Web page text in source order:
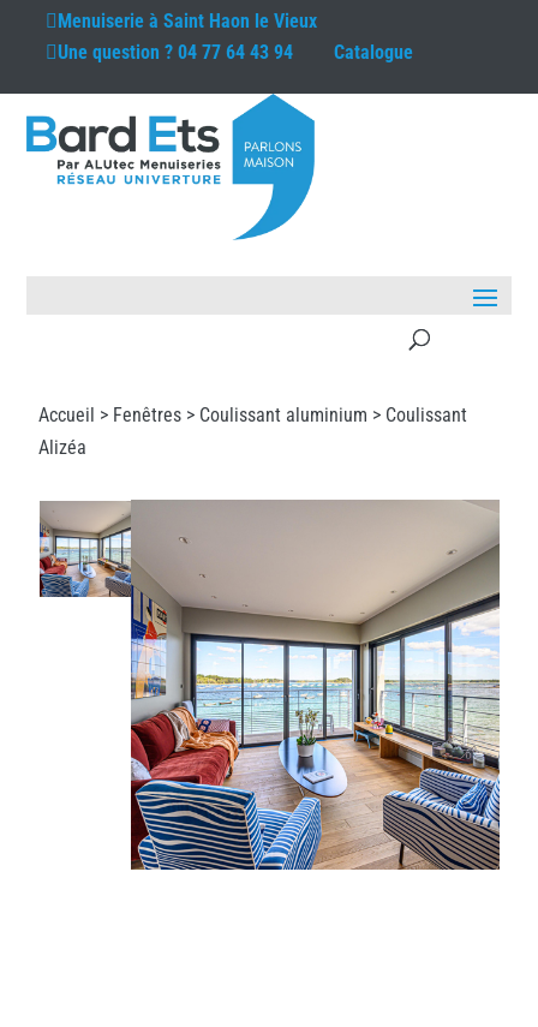
Menuiserie àSaint Haon le Vieux
Une question ?04 77 64 43 94 Catalogue
Accueil > Fenêtres > Coulissant aluminium > Coulissant
Alizéa